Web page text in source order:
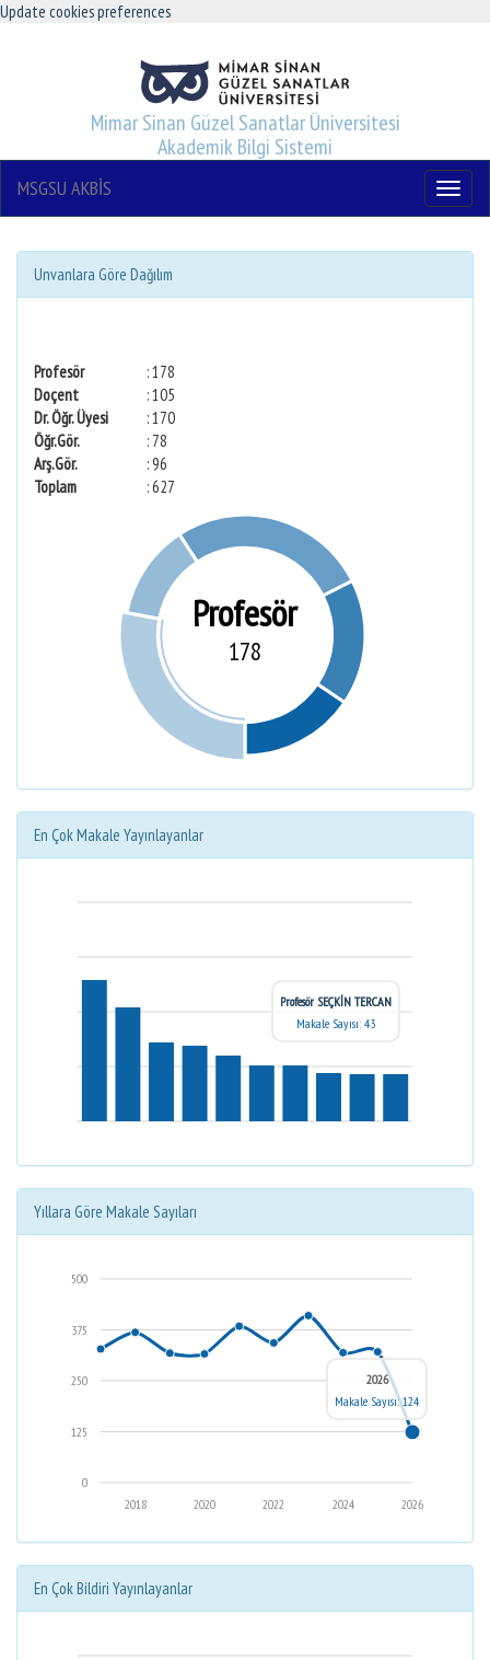
Update cookies preferences
Mimar Sinan Güzel Sanatlar Üniversitesi
Akademik Bilgi Sistemi
Menu
MSGSU AKBİS
Unvanlara Göre Dağılım
Profesör
: 178
Doçent
: 105
Dr. Öğr. Üyesi
: 170
Öğr.Gör.
: 78
Arş.Gör.
: 96
Toplam
: 627
Profesör
178
En Çok Makale Yayınlayanlar
Profesör SEÇKİN TERCAN
Makale Sayısı: 43
Yıllara Göre Makale Sayıları
0
125
250
375
500
2026
2024
2022
2020
2018
2026
Makale Sayısı: 124
En Çok Bildiri Yayınlayanlar